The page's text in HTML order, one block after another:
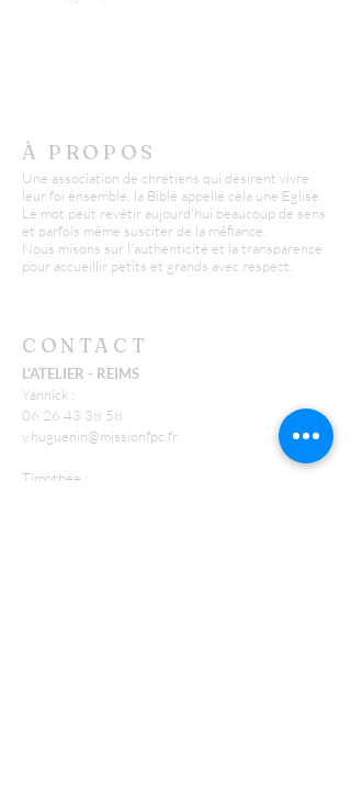
À PROPOS
Une association de chrétiens qui désirent vivre
leur foi ensemble, la Bible appelle cela une Eglise.
Le mot peut revêtir aujourd'hui beaucoup de sens
et parfois même susciter de la méfiance.
Nous misons sur l'authenticité et la transparence
pour accueillir petits et grands avec respect.
CONTACT
L'ATELIER - REIMS
Yannick :
06 26 43 38 58
y.huguenin@missionfpc.fr
Timothée :